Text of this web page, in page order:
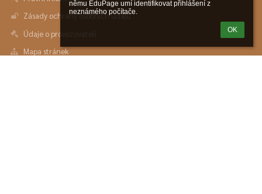
němu EduPage umí identifikovat přihlášení z
neznámého počítače.
OK
Zásady ochrany osobních údajů
Údaje o provozovateli
Mapa stránek